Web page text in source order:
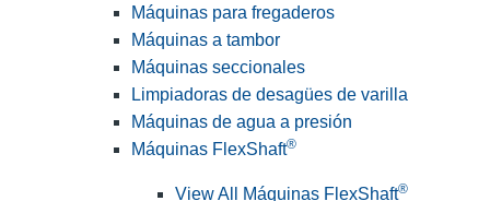
Máquinas para fregaderos
Máquinas a tambor
Máquinas seccionales
Limpiadoras de desagües de varilla
Máquinas de agua a presión
Máquinas FlexShaft®
View All Máquinas FlexShaft®